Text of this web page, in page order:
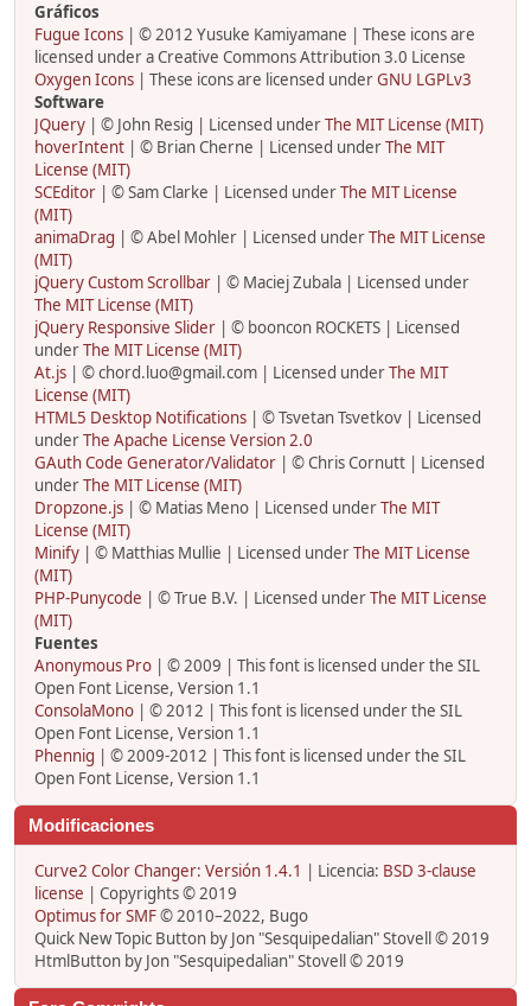
Gráficos
Fugue Icons | © 2012 Yusuke Kamiyamane | These icons are
licensed under a Creative Commons Attribution 3.0 License
Oxygen Icons | These icons are licensed underGNU LGPLv3
Software
JQuery | © John Resig | Licensed underThe MIT License (MIT)
hoverIntent | © Brian Cherne | Licensed underThe MIT
License (MIT)
SCEditor | © Sam Clarke | Licensed underThe MIT License
(MIT)
animaDrag | © Abel Mohler | Licensed underThe MIT License
(MIT)
jQuery Custom Scrollbar | © Maciej Zubala | Licensed under
The MIT License (MIT)
jQuery Responsive Slider | © booncon ROCKETS | Licensed
underThe MIT License (MIT)
At.js | © chord.luo@gmail.com | Licensed underThe MIT
License (MIT)
HTML5 Desktop Notifications | © Tsvetan Tsvetkov | Licensed
underThe Apache License Version 2.0
GAuth Code Generator/Validator | © Chris Cornutt | Licensed
underThe MIT License (MIT)
Dropzone.js | © Matias Meno | Licensed underThe MIT
License (MIT)
Minify | © Matthias Mullie | Licensed underThe MIT License
(MIT)
PHP-Punycode | © True B.V. | Licensed underThe MIT License
(MIT)
Fuentes
Anonymous Pro | © 2009 | This font is licensed under the SIL
Open Font License, Version 1.1
ConsolaMono | © 2012 | This font is licensed under the SIL
Open Font License, Version 1.1
Phennig | © 2009-2012 | This font is licensed under the SIL
Open Font License, Version 1.1
Modificaciones
Curve2 Color Changer: Versión 1.4.1 | Licencia: BSD 3-clause
license | Copyrights © 2019
Optimus for SMF© 2010–2022, Bugo
Quick New Topic Button by Jon "Sesquipedalian" Stovell © 2019
HtmlButton by Jon "Sesquipedalian" Stovell © 2019